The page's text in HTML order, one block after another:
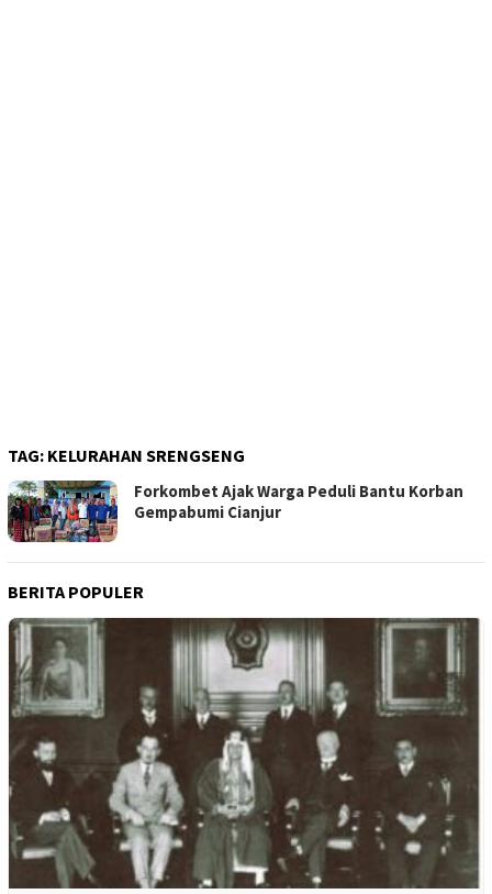
TAG: KELURAHAN SRENGSENG
Forkombet Ajak Warga Peduli Bantu Korban
Gempabumi Cianjur
BERITA POPULER